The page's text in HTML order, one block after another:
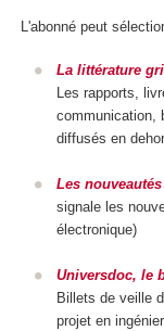
L'abonné peut
La littérature
Les rapports,
communication,
diffusés en
Les
signale les
électronique)
Universdoc, le
Billets de veille
projet en